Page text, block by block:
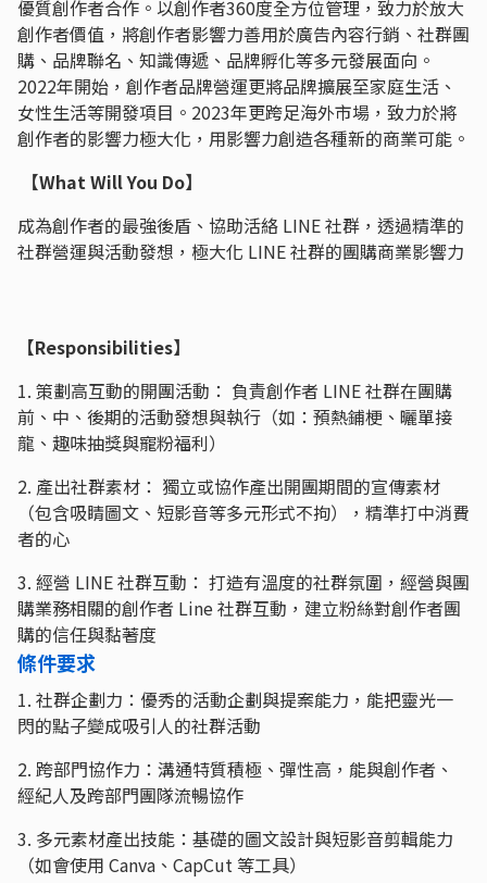
優質創作者合作。以創作者360度全方位管理，致力於放大
創作者價值，將創作者影響力善用於廣告內容行銷、社群團
購、品牌聯名、知識傳遞、品牌孵化等多元發展面向。
2022年開始，創作者品牌營運更將品牌擴展至家庭生活、
女性生活等開發項目。2023年更跨足海外市場，致力於將
創作者的影響力極大化，用影響力創造各種新的商業可能。
【What Will You Do】
成為創作者的最強後盾、協助活絡 LINE 社群，透過精準的
社群營運與活動發想，極大化 LINE 社群的團購商業影響力
【Responsibilities】
1. 策劃高互動的開團活動： 負責創作者 LINE 社群在團購
前、中、後期的活動發想與執行（如：預熱鋪梗、曬單接
龍、趣味抽獎與寵粉福利）
2. 產出社群素材： 獨立或協作產出開團期間的宣傳素材
（包含吸睛圖文、短影音等多元形式不拘），精準打中消費
者的心
3. 經營 LINE 社群互動： 打造有溫度的社群氛圍，經營與團
購業務相關的創作者 Line 社群互動，建立粉絲對創作者團
購的信任與黏著度
條件要求
1. 社群企劃力：優秀的活動企劃與提案能力，能把靈光一
閃的點子變成吸引人的社群活動
2. 跨部門協作力：溝通特質積極、彈性高，能與創作者、
經紀人及跨部門團隊流暢協作
3. 多元素材產出技能：基礎的圖文設計與短影音剪輯能力
（如會使用 Canva、CapCut 等工具）